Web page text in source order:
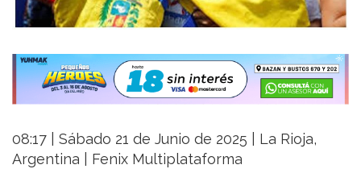
08:17 | Sábado 21 de Junio de 2025 | La Rioja,
Argentina | Fenix Multiplataforma